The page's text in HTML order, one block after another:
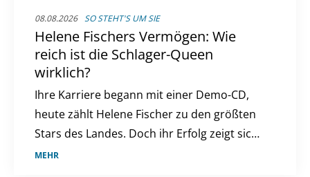
08.08.2026 SO STEHT'S UM SIE
Helene Fischers Vermögen: Wie
reich ist die Schlager-Queen
wirklich?
Ihre Karriere begann mit einer Demo-CD,
heute zählt Helene Fischer zu den größten
Stars des Landes. Doch ihr Erfolg zeigt sich
längst nicht nur auf der Bühne.
MEHR